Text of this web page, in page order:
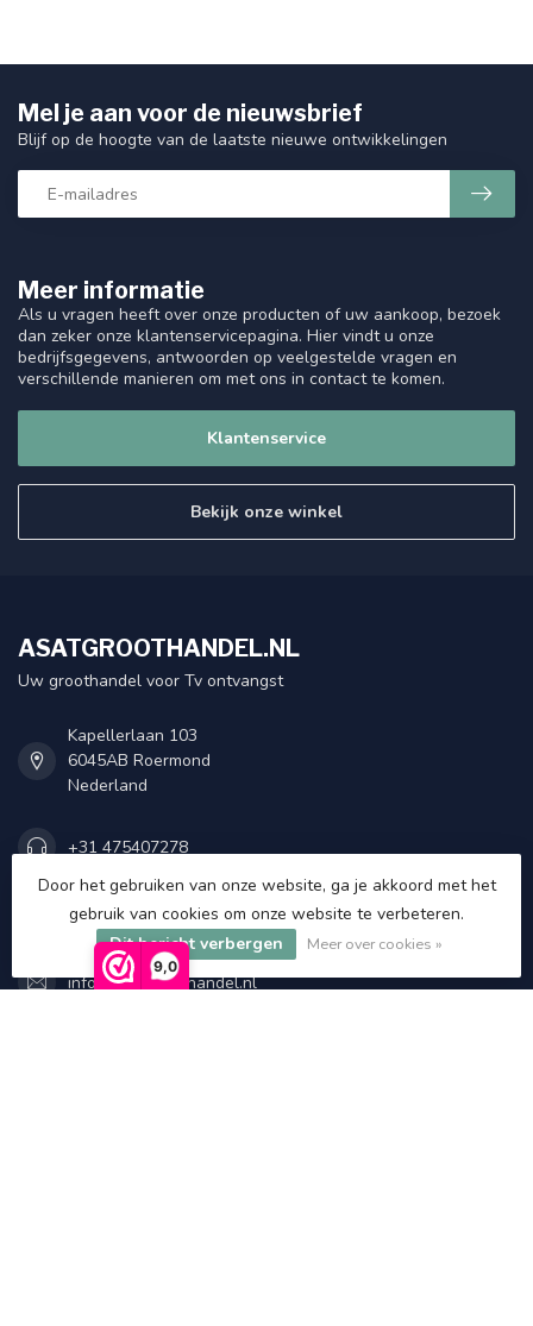
9,0
Meer informatie
Als u vragen heeft over onze producten of uw aankoop, bezoek
dan zeker onze klantenservicepagina. Hier vindt u onze
bedrijfsgegevens, antwoorden op veelgestelde vragen en
verschillende manieren om met ons in contact te komen.
Klantenservice
Bekijk onze winkel
Mel je aan voor de nieuwsbrief
Blijf op de hoogte van de laatste nieuwe ontwikkelingen
ASATGROOTHANDEL.NL
Uw groothandel voor Tv ontvangst
Kapellerlaan 103
6045AB Roermond
Nederland
+31 475407278
+31 475407278
info@asatgroothandel.nl
Door het gebruiken van onze website, ga je akkoord met het
gebruik van cookies om onze website te verbeteren.
Dit bericht verbergen
Meer over cookies »